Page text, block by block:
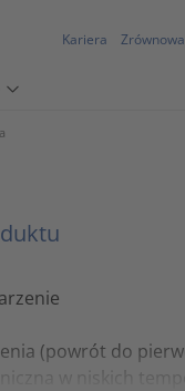
Kariera
(powrót do
w niskich